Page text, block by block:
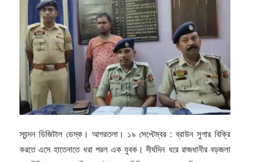
স্যন্দন ডিজিটাল ডেস্ক। আগরতলা। ১৯ সেপ্টেম্বর : ব্রাউন সুগার বিক্রি
করতে এসে হাতেনাতে ধরা পরল এক যুবক। দীর্ঘদিন ধরে রাজধানীর বড়জলা